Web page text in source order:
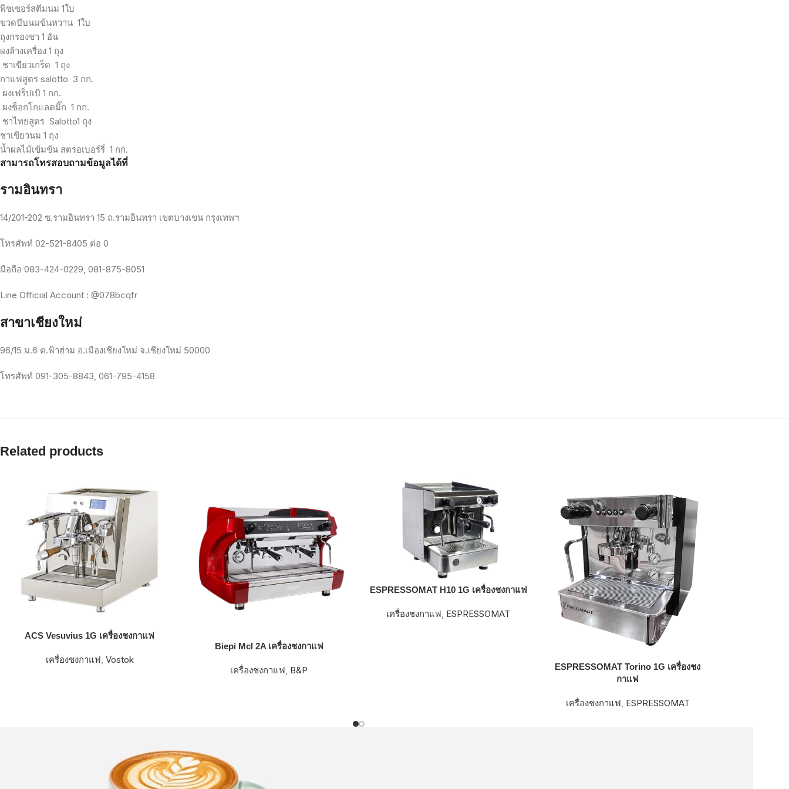
พิชเชอร์สตีมนม 1ใบ
ขวดบีบนมข้นหวาน 1ใบ
ถุงกรองชา 1 อัน
ผงล้างเครื่อง 1 ถุง
ชาเขียวเกร็ด 1 ถุง
กาแฟสูตร salotto 3 กก.
ผงเฟร็ปเป้ 1 กก.
ผงช็อกโกแลตมิ๊ก 1 กก.
ชาไทยสูตร Salotto1 ถุง
ชาเขียวนม 1 ถุง
น้ำผลไม้เข้มข้น สตรอเบอร์รี่ 1 กก.
สามารถโทรสอบถามข้อมูลได้ที่
รามอินทรา
14/201-202 ซ.รามอินทรา 15 ถ.รามอินทรา เขตบางเขน กรุงเทพฯ
โทรศัพท์ 02-521-8405 ต่อ 0
มือถือ 083-424-0229, 081-875-8051
Line Official Account : @078bcqfr
สาขาเชียงใหม่
96/15 ม.6 ต.ฟ้าฮ่าม อ.เมืองเชียงใหม่ จ.เชียงใหม่ 50000
โทรศัพท์ 091-305-8843, 061-795-4158
Related products
ACS Vesuvius 1G เครื่องชงกาแฟ
เครื่องชงกาแฟ Vostok
Biepi Mcl 2A เครื่องชงกาแฟ
เครื่องชงกาแฟ B&P
ESPRESSOMAT H10 1G เครื่องชงกาแฟ
เครื่องชงกาแฟ, ESPRESSOMAT
ESPRESSOMAT Torino 1G เครื่องชง
กาแฟ
เครื่องชงกาแฟ ESPRESSOMAT